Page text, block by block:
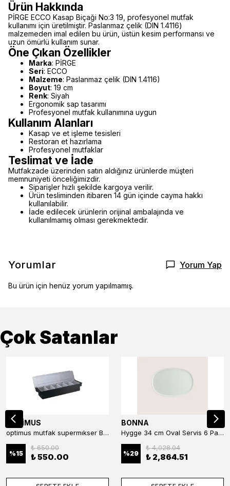
Ürün Hakkında
PİRGE ECCO Kasap Biçaği No:3 19, profesyonel mutfak
kullanımı için üretilmiştir. Paslanmaz çelik (DIN 1.4116)
malzemeden imal edilen bu ürün, üstün kesim performansı ve
uzun ömürlü kullanım sunar.
Öne Çıkan Özellikler
Marka: PİRGE
Seri: ECCO
Malzeme: Paslanmaz çelik (DIN 1.4116)
Boyut: 19 cm
Renk: Siyah
Ergonomik sap tasarımı
Profesyonel mutfak kullanımına uygun
Kullanım Alanları
Kasap ve et işleme tesisleri
Restoran et hazırlama
Profesyonel mutfaklar
Teslimat ve İade
Mutfakzade üzerinden satın aldığınız ürünlerde müşteri
memnuniyeti önceliğimizdir.
Siparişler hızlı şekilde kargoya verilir.
Ürün tesliminden itibaren 14 gün içinde cayma hakkı
kullanılabilir.
İade edilecek ürünlerin orijinal ambalajında ve
kullanılmamış olması gerekmektedir.
Yorumlar Yorum Yap
Bu ürün için henüz yorum yapılmamış.
Çok Satanlar
OPTİMUS
optimus mutfak supermıkser Bar Konteyner 6'lı 50×16×9 cm Kapaklı Polikarbon Organizer Bar & Kafe
%15
₺ 650.00
₺ 550.00
BONNA
Hygge 34 cm Oval Servis 6 Parça
%29
₺ 4,028.04
₺ 2,864.51